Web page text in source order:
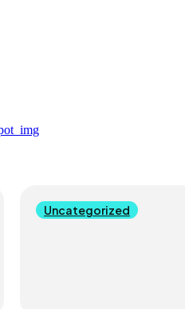
Uncategorized